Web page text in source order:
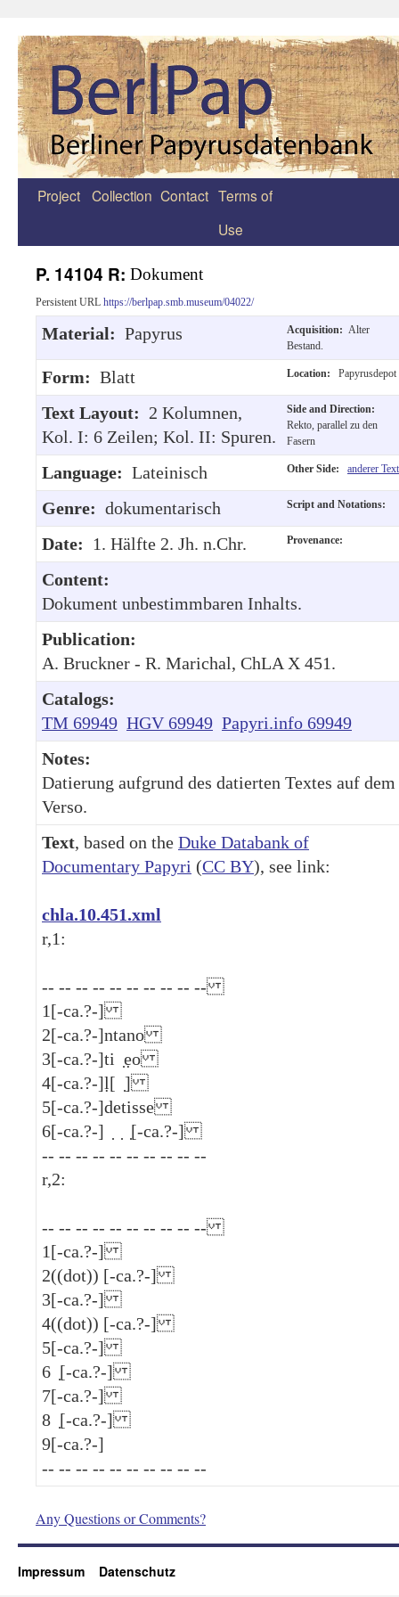
Zum
Project Collection Contact Terms of
Use
P. 14104 R: Dokument
Persistent URL https://berlpap.smb.museum/04022/
Material: Papyrus Acquisition: Alter
Bestand.
Form: Blatt Location: Papyrusdepot
Text Layout: 2 Kolumnen,
Kol. I: 6 Zeilen; Kol. II: Spuren.
Side and Direction:
Rekto, parallel zu den
Fasern
Language: Lateinisch Other Side: anderer Text
Genre: dokumentarisch Script and Notations:
Date: 1. Hälfte 2. Jh. n.Chr. Provenance:
Content:
Dokument unbestimmbaren Inhalts.
Publication:
A. Bruckner - R. Marichal, ChLA X 451.
Catalogs:
TM 69949 HGV 69949 Papyri.info 69949
Notes:
Datierung aufgrund des datierten Textes auf dem
Verso.
Text, based on the Duke Databank of
Documentary Papyri (CC BY), see link:
chla.10.451.xml
r,1:
-- -- -- -- -- -- -- -- -- --
1[-ca.?-]
2[-ca.?-]ntano
3[-ca.?-]ti ̣ẹo
4[-ca.?-]ḷ[ ̣]
5[-ca.?-]detisse
6[-ca.?-] ̣ ̣ ̣[-ca.?-]
-- -- -- -- -- -- -- -- -- --
r,2:
-- -- -- -- -- -- -- -- -- --
1[-ca.?-]
2((dot)) [-ca.?-]
3[-ca.?-]
4((dot)) [-ca.?-]
5[-ca.?-]
6 ̣[-ca.?-]
7[-ca.?-]
8 ̣[-ca.?-]
9[-ca.?-]
-- -- -- -- -- -- -- -- -- --
Any Questions or Comments?
Impressum Datenschutz